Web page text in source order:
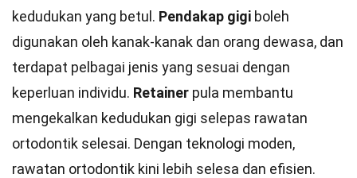
kedudukan yang betul. Pendakap gigi boleh
digunakan oleh kanak-kanak dan orang dewasa, dan
terdapat pelbagai jenis yang sesuai dengan
keperluan individu. Retainer pula membantu
mengekalkan kedudukan gigi selepas rawatan
ortodontik selesai. Dengan teknologi moden,
rawatan ortodontik kini lebih selesa dan efisien.